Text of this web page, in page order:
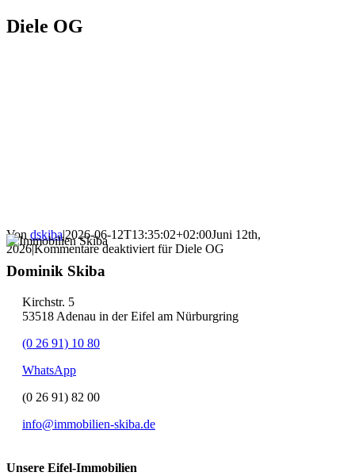
Diele OG
Von dskiba|2026-06-12T13:35:02+02:00Juni 12th,
2026|Kommentare deaktiviert für Diele OG
Dominik Skiba
Kirchstr. 5
53518 Adenau in der Eifel am Nürburgring
(0 26 91) 10 80
WhatsApp
(0 26 91) 82 00
info@immobilien-skiba.de
Unsere Eifel-Immobilien